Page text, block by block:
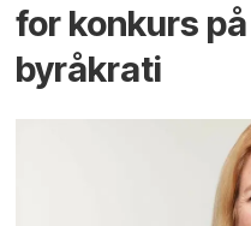
for konkurs
byråkrati